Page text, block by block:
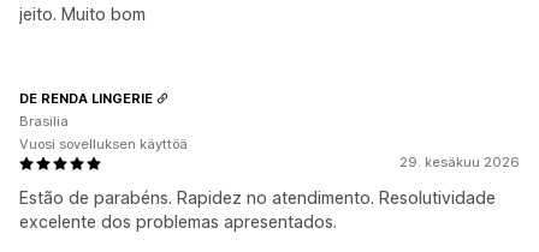
jeito. Muito bom
29. kesäkuu 2026
Estão de parabéns. Rapidez no atendimento. Resolutividade
excelente dos problemas apresentados.
DE RENDA LINGERIE
Brasilia
Vuosi sovelluksen käyttöä